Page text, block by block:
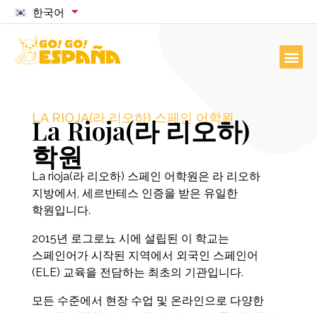
한국어
LA RIOJA(라 리오하) 스페인 어학원
La Rioja(라 리오하)
학원
La rioja(라 리오하) 스페인 어학원은 라 리오하
지방에서, 세르반테스 인증을 받은 유일한
학원입니다.
2015년 로그로뇨 시에 설립된 이 학교는
스페인어가 시작된 지역에서 외국인 스페인어
(ELE) 교육을 전담하는 최초의 기관입니다.
모든 수준에서 현장 수업 및 온라인으로 다양한